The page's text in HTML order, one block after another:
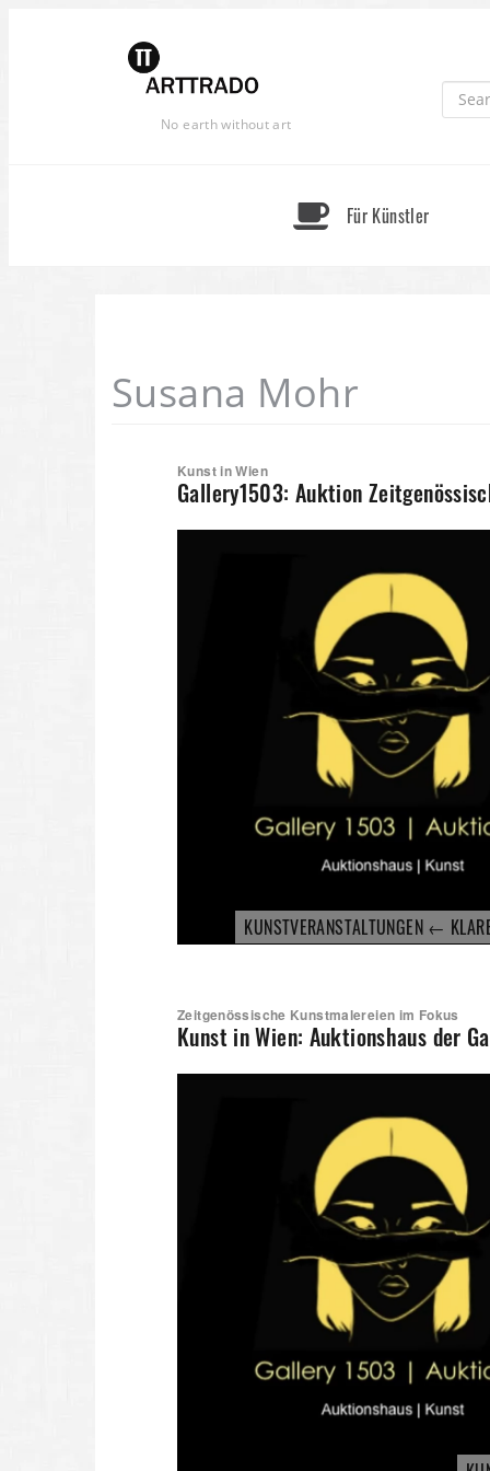
No earth without art
Für Künstler
Susana Mohr
Kunst in Wien
Gallery1503: Auktion
KUNSTVERANSTALTUNGEN ←
Zeitgenössische Kunstmalereien im Fokus
Kunst in Wien: Auktionshaus der